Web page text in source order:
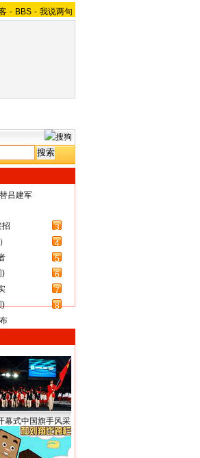
- BBS - 我说两句
吕建军
3
4
5
)
6
7
)
8
幕式中国旗手风采